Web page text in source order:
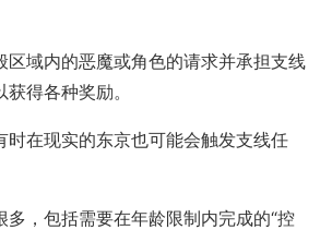
区域内的恶魔或角色的请求并承担支线
得各种奖励。
时在现实的东京也可能会触发支线任
多，包括需要在年龄限制内完成的“控